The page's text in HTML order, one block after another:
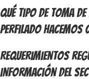
Qué tipo de toma
perfilado hacemos
Requerimientos
información del